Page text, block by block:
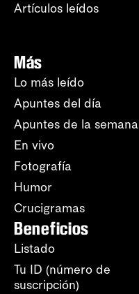
Artículos leídos
Más
Lo más leído
Apuntes del día
Apuntes de la semana
En vivo
Fotografía
Humor
Crucigramas
Beneficios
Listado
Tu ID (número de
suscripción)